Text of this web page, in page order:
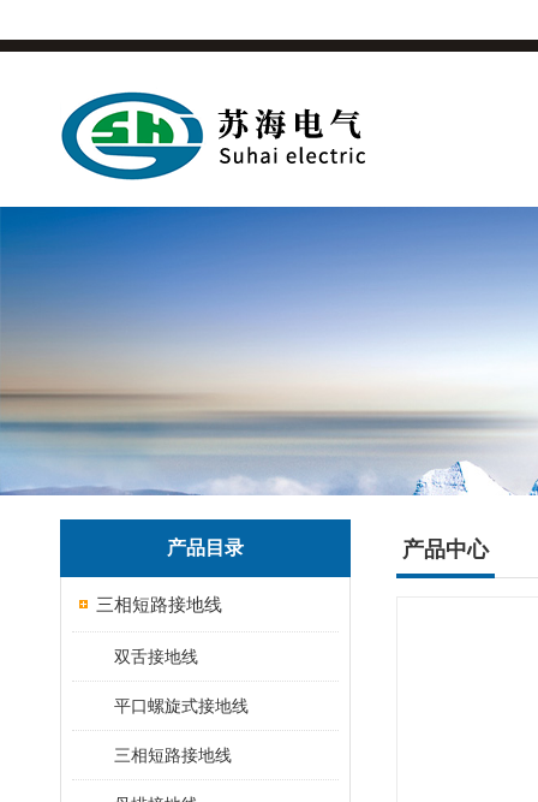
产品目录
三相短路接地线
双舌接地线
平口螺旋式接地线
三相短路接地线
产品中心